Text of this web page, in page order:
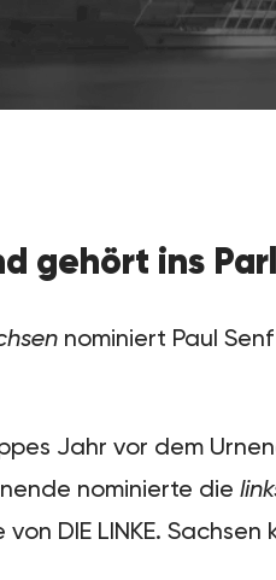
gehört ins
nominiert Paul
Jahr vor dem
nominierte die
DIE LINKE. Sachsen